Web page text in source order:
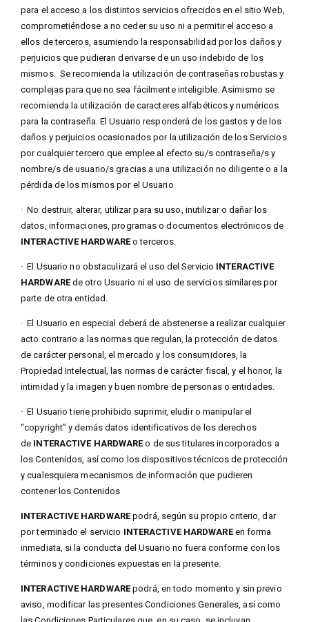
para el acceso a los distintos servicios ofrecidos en el sitio Web,
comprometiéndose a no ceder su uso ni a permitir el acceso a
ellos de terceros, asumiendo la responsabilidad por los daños y
perjuicios que pudieran derivarse de un uso indebido de los
mismos. Se recomienda la utilización de contraseñas robustas y
complejas para que no sea fácilmente inteligible. Asimismo se
recomienda la utilización de caracteres alfabéticos y numéricos
para la contraseña. El Usuario responderá de los gastos y de los
daños y perjuicios ocasionados por la utilización de los Servicios
por cualquier tercero que emplee al efecto su/s contraseña/s y
nombre/s de usuario/s gracias a una utilización no diligente o a la
pérdida de los mismos por el Usuario
· No destruir, alterar, utilizar para su uso, inutilizar o dañar los
datos, informaciones, programas o documentos electrónicos de
INTERACTIVE HARDWAREo terceros.
· El Usuario no obstaculizará el uso del Servicio INTERACTIVE
HARDWAREde otro Usuario ni el uso de servicios similares por
parte de otra entidad.
· El Usuario en especial deberá de abstenerse a realizar cualquier
acto contrario a las normas que regulan, la protección de datos
de carácter personal, el mercado y los consumidores, la
Propiedad Intelectual, las normas de carácter fiscal, y el honor, la
intimidad y la imagen y buen nombre de personas o entidades.
· El Usuario tiene prohibido suprimir, eludir o manipular el
“copyright” y demás datos identificativos de los derechos
de INTERACTIVE HARDWARE o de sus titulares incorporados a
los Contenidos, así como los dispositivos técnicos de protección
y cualesquiera mecanismos de información que pudieren
contener los Contenidos
INTERACTIVE HARDWARE podrá, según su propio criterio, dar
por terminado el servicio INTERACTIVE HARDWARE en forma
inmediata, si la conducta del Usuario no fuera conforme con los
términos y condiciones expuestas en la presente.
INTERACTIVE HARDWAREpodrá, en todo momento y sin previo
aviso, modificar las presentes Condiciones Generales, así como
las Condiciones Particulares que, en su caso, se incluyan,